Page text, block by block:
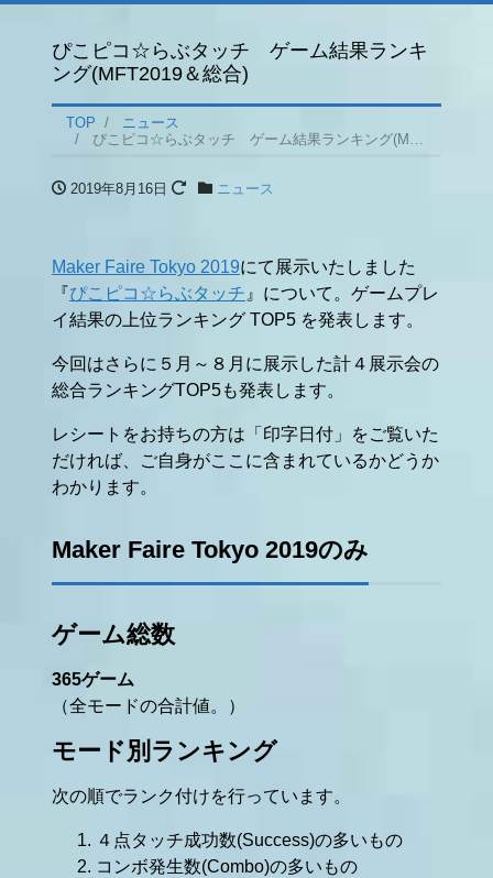
ぴこピコ☆らぶタッチ ゲーム結果ランキ
ング(MFT2019＆総合)
TOP
ニュース
ぴこピコ☆らぶタッチ ゲーム結果ランキング(MFT2019＆総合)
2019年8月16日 ニュース
Maker Faire Tokyo 2019にて展示いたしました
『ぴこピコ☆らぶタッチ 』について。ゲームプレ
イ結果の上位ランキング TOP5 を発表します。
今回はさらに５月～８月に展示した計４展示会の
総合ランキングTOP5も発表します。
レシートをお持ちの方は「印字日付」をご覧いた
だければ、ご自身がここに含まれているかどうか
わかります。
Maker Faire Tokyo 2019のみ
ゲーム総数
365ゲーム
（全モードの合計値。）
モード別ランキング
次の順でランク付けを行っています。
４点タッチ成功数(Success)の多いもの
コンボ発生数(Combo)の多いもの